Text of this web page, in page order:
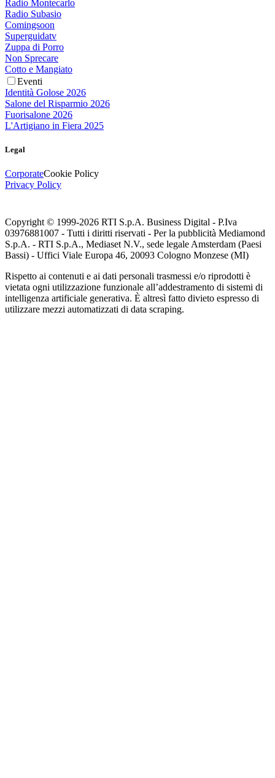
Radio Montecarlo
Radio Subasio
Comingsoon
Superguidatv
Zuppa di Porro
Non Sprecare
Cotto e Mangiato
Eventi
Identità Golose 2026
Salone del Risparmio 2026
Fuorisalone 2026
L'Artigiano in Fiera 2025
Legal
CorporateCookie Policy
Privacy Policy
Copyright © 1999-2026 RTI S.p.A. Business Digital - P.Iva
03976881007 - Tutti i diritti riservati - Per la pubblicità Mediamond
S.p.A. - RTI S.p.A., Mediaset N.V., sede legale Amsterdam (Paesi
Bassi) - Uffici Viale Europa 46, 20093 Cologno Monzese (MI)
Rispetto ai contenuti e ai dati personali trasmessi e/o riprodotti è
vietata ogni utilizzazione funzionale all’addestramento di sistemi di
intelligenza artificiale generativa. È altresì fatto divieto espresso di
utilizzare mezzi automatizzati di data scraping.